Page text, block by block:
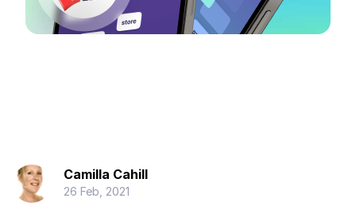
Camilla Cahill
26 Feb, 2021